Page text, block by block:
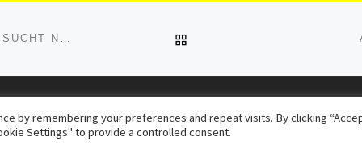
NEUE DAMENMANNSCHAFT DES FV PLITTERSDORF SUCHT NOCH VERSTÄRKUNG ZURÜCK ZUR
by remembering your preferences and repeat visits. By clicking
Settings" to provide a controlled consent.